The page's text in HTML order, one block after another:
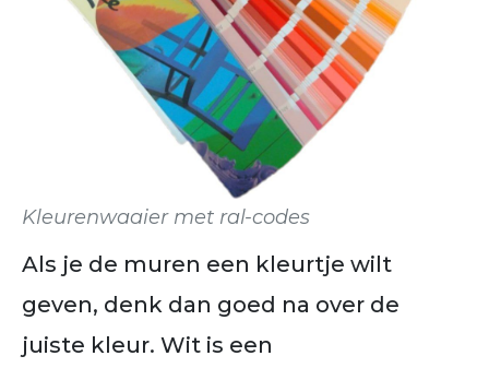
Kleurenwaaier met ral-codes
Als je de muren een kleurtje wilt
geven, denk dan goed na over de
juiste kleur. Wit is een